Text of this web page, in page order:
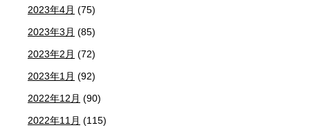
2023年4月 (75)
2023年3月 (85)
2023年2月 (72)
2023年1月 (92)
2022年12月 (90)
2022年11月 (115)